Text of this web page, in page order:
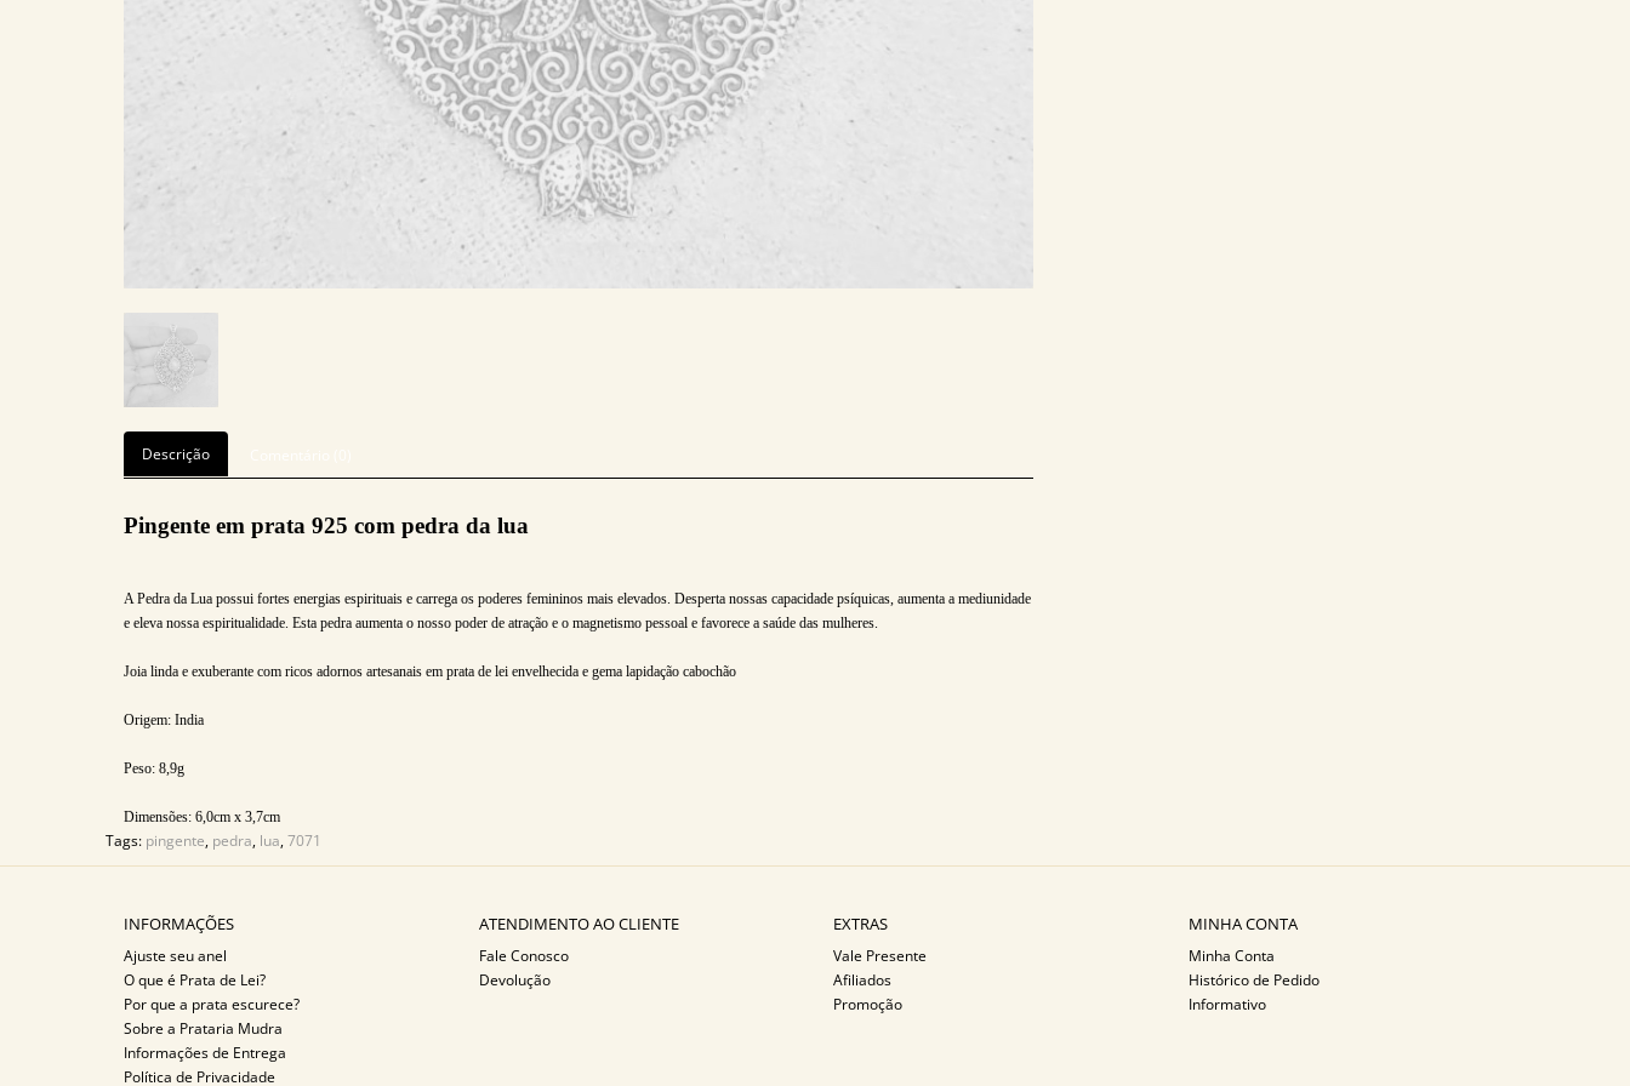
Descrição
Pingente em prata 925 com pedra da lua
A Pedra da Lua possui fortes energias espirituais e carrega os poderes femininos mais elevados. Desperta nossas capacidade psíquicas, aumenta a mediunidade
e eleva nossa espiritualidade. Esta pedra aumenta o nosso poder de atração e o magnetismo pessoal e favorece a saúde das mulheres.
Joia linda e exuberante com ricos adornos artesanais em prata de lei envelhecida e gema lapidação cabochão
Origem: India
Peso: 8,9g
Dimensões: 6,0cm x 3,7cm
Tags: pingente, pedra, lua,7071
INFORMAÇÕES
Ajuste seu anel
O que é Prata de Lei?
Por que a prata escurece?
Sobre a Prataria Mudra
Informações de Entrega
Política de Privacidade
ATENDIMENTO AO CLIENTE
Fale Conosco
Devolução
EXTRAS
Vale Presente
Afiliados
Promoção
MINHA CONTA
Minha Conta
Histórico de Pedido
Informativo